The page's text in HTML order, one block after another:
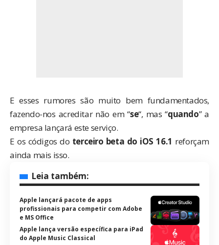
E esses rumores são muito bem fundamentados,
fazendo-nos acreditar não em “se“, mas “quando” a
empresa lançará este serviço.
E os códigos do terceiro beta do iOS 16.1 reforçam
ainda mais isso.
Leia também:
Apple lançará pacote de apps
profissionais para competir com Adobe
e MS Office
Apple lança versão específica para iPad
do Apple Music Classical